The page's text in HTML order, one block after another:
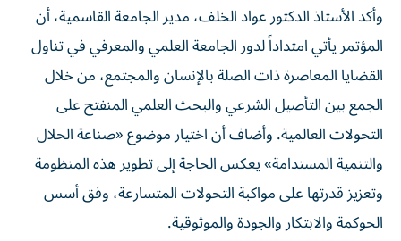
وأكد الأستاذ الدكتور عواد الخلف، مدير الجامعة القاسمية، أن
المؤتمر يأتي امتداداً لدور الجامعة العلمي والمعرفي في تناول
القضايا المعاصرة ذات الصلة بالإنسان والمجتمع، من خلال
الجمع بين التأصيل الشرعي والبحث العلمي المنفتح على
التحولات العالمية. وأضاف أن اختيار موضوع «صناعة الحلال
والتنمية المستدامة» يعكس الحاجة إلى تطوير هذه المنظومة
وتعزيز قدرتها على مواكبة التحولات المتسارعة، وفق أسس
الحوكمة والابتكار والجودة والموثوقية.